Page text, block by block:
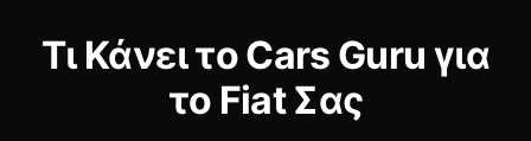
Τι Κάνει το Cars Guru για
το Fiat Σας